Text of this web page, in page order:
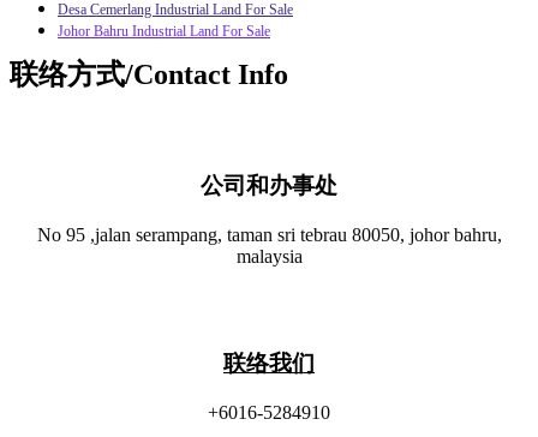
Desa Cemerlang Industrial Land For Sale
Johor Bahru Industrial Land For Sale
联络方式/Contact Info
公司和办事处​
No 95 ,jalan serampang, taman sri tebrau 80050, johor bahru,
malaysia
联络我们
+6016-5284910